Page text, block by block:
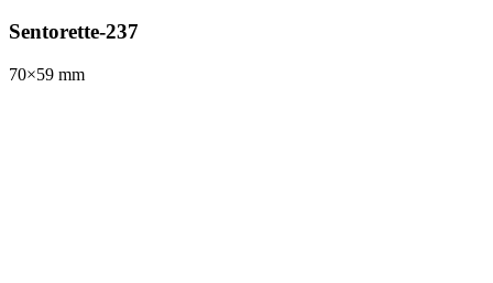
Sentorette-237
70×59 mm